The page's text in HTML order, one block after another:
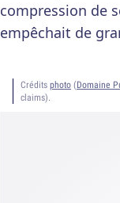
compression de
empêchait de
Crédits photo (Domaine
claims).